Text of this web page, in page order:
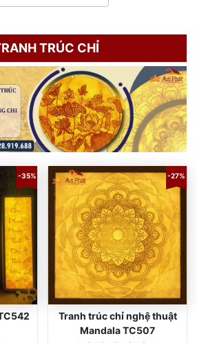
TRÚC CHỈ
-35% -27%
Tranh trúc chỉ nghệ thuật
Mandala TC507